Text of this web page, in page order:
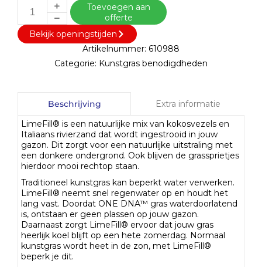
Toevoegen aan
offerte
Bekijk openingstijden
Artikelnummer: 610988
Categorie: Kunstgras benodigdheden
Beschrijving
Extra informatie
LimeFill® is een natuurlijke mix van kokosvezels en
Italiaans rivierzand dat wordt ingestrooid in jouw
gazon. Dit zorgt voor een natuurlijke uitstraling met
een donkere ondergrond. Ook blijven de grassprietjes
hierdoor mooi rechtop staan.
Traditioneel kunstgras kan beperkt water verwerken.
LimeFill® neemt snel regenwater op en houdt het
lang vast. Doordat ONE DNA™ gras waterdoorlatend
is, ontstaan er geen plassen op jouw gazon.
Daarnaast zorgt LimeFill® ervoor dat jouw gras
heerlijk koel blijft op een hete zomerdag. Normaal
kunstgras wordt heet in de zon, met LimeFill®
beperk je dit.